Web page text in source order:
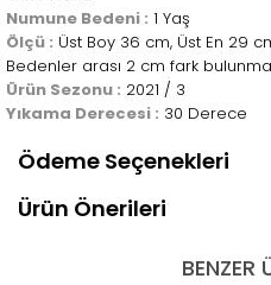
Numune Bedeni : 1 Yaş
Ölçü : Üst Boy 36 cm, Üst En 29
Bedenler arası 2 cm fark
Ürün Sezonu : 2021 / 3
Yıkama Derecesi : 30 Derece
Ödeme Seçenekleri
Ürün Önerileri
BENZER